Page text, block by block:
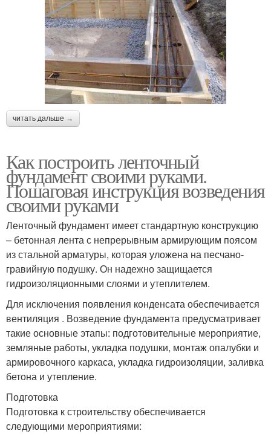
читать дальше →
Как построить ленточный
фундамент своими руками.
Пошаговая инструкция возведения
своими руками
Ленточный фундамент имеет стандартную конструкцию
– бетонная лента с непрерывным армирующим поясом
из стальной арматуры, которая уложена на песчано-
гравийную подушку. Он надежно защищается
гидроизоляционными слоями и утеплителем.
Для исключения появления конденсата обеспечивается
вентиляция . Возведение фундамента предусматривает
такие основные этапы: подготовительные мероприятие,
земляные работы, укладка подушки, монтаж опалубки и
армировочного каркаса, укладка гидроизоляции, заливка
бетона и утепление.
Подготовка
Подготовка к строительству обеспечивается
следующими мероприятиями: